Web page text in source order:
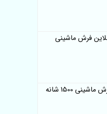
فرش ماشینی
1500 شانه